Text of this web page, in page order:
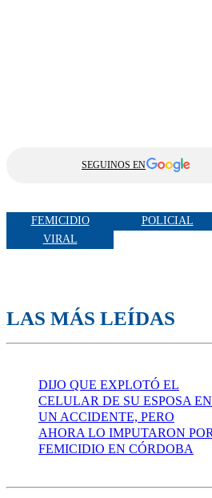
SEGUINOS EN
FEMICIDIO POLICIAL
VIRAL
LAS MÁS LEÍDAS
DIJO QUE EXPLOTÓ EL
CELULAR DE SU ESPOSA EN
UN ACCIDENTE, PERO
AHORA LO IMPUTARON POR
FEMICIDIO EN CÓRDOBA